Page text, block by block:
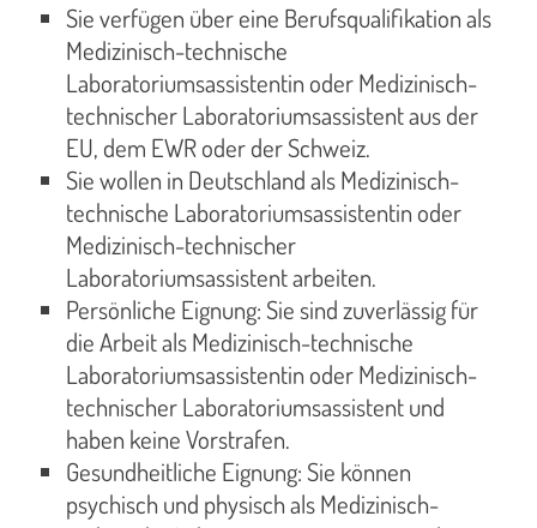
Sie verfügen über eine Berufsqualifikation als
Medizinisch-technische
Laboratoriumsassistentin oder Medizinisch-
technischer Laboratoriumsassistent aus der
EU, dem EWR oder der Schweiz.
Sie wollen in Deutschland als Medizinisch-
technische Laboratoriumsassistentin oder
Medizinisch-technischer
Laboratoriumsassistent arbeiten.
Persönliche Eignung: Sie sind zuverlässig für
die Arbeit als Medizinisch-technische
Laboratoriumsassistentin oder Medizinisch-
technischer Laboratoriumsassistent und
haben keine Vorstrafen.
Gesundheitliche Eignung: Sie können
psychisch und physisch als Medizinisch-